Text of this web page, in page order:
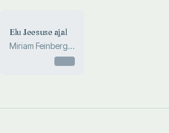
Elu Jeesuse ajal
Miriam Feinberg-